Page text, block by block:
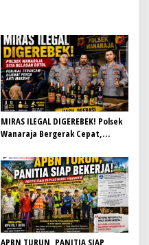
MIRAS ILEGAL DIGEREBEK! Polsek
Wanaraja Bergerak Cepat,
Anti Maksiat